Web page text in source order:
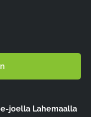
joella Lahemaalla